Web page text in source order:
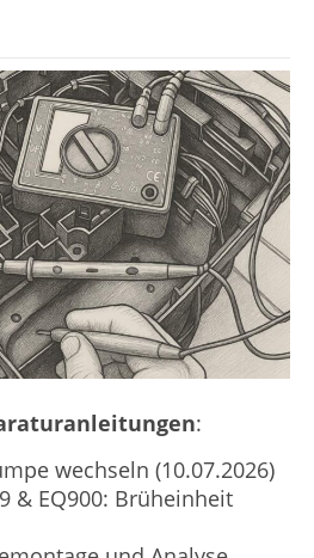
:
wechseln (10.07.2026)
& EQ900: Brüheinheit